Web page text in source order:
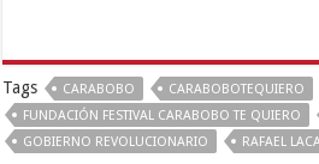
Tags CARABOBO CARABOBOTEQUIERO
FUNDACIÓN FESTIVAL CARABOBO TE QUIERO
GOBIERNO REVOLUCIONARIO
RAFAEL